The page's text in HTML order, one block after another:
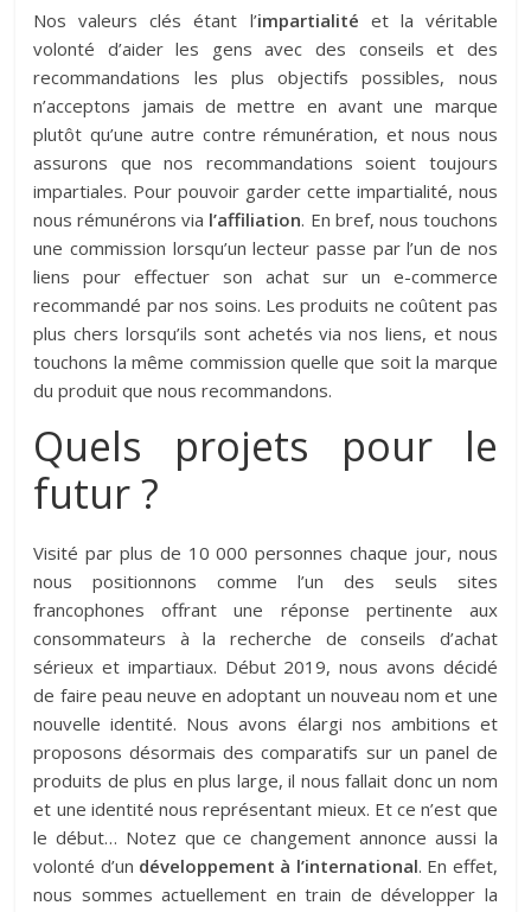
Nos valeurs clés étant l’impartialité et la véritable
volonté d’aider les gens avec des conseils et des
recommandations les plus objectifs possibles, nous
n’acceptons jamais de mettre en avant une marque
plutôt qu’une autre contre rémunération, et nous nous
assurons que nos recommandations soient toujours
impartiales. Pour pouvoir garder cette impartialité, nous
nous rémunérons via l’affiliation. En bref, nous touchons
une commission lorsqu’un lecteur passe par l’un de nos
liens pour effectuer son achat sur un e-commerce
recommandé par nos soins. Les produits ne coûtent pas
plus chers lorsqu’ils sont achetés via nos liens, et nous
touchons la même commission quelle que soit la marque
du produit que nous recommandons.
Quels projets pour le
futur ?
Visité par plus de 10 000 personnes chaque jour, nous
nous positionnons comme l’un des seuls sites
francophones offrant une réponse pertinente aux
consommateurs à la recherche de conseils d’achat
sérieux et impartiaux. Début 2019, nous avons décidé
de faire peau neuve en adoptant un nouveau nom et une
nouvelle identité. Nous avons élargi nos ambitions et
proposons désormais des comparatifs sur un panel de
produits de plus en plus large, il nous fallait donc un nom
et une identité nous représentant mieux. Et ce n’est que
le début… Notez que ce changement annonce aussi la
volonté d’un développement à l’international. En effet,
nous sommes actuellement en train de développer la